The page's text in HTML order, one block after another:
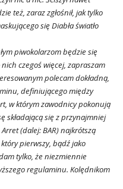
też, zaraz zgłośnił, jak tylko
się Diabła światło
piwokolarzom będzie się
czegoś więcej, zapraszam
polecam dokładną,
definiującego między
w którym zawodnicy pokonują
składającą się z przynajmniej
(dalej: BAR) najkrótszą
pierwszy, bądź jako
tylko, że niezmiennie
regulaminu. Kolędnikom